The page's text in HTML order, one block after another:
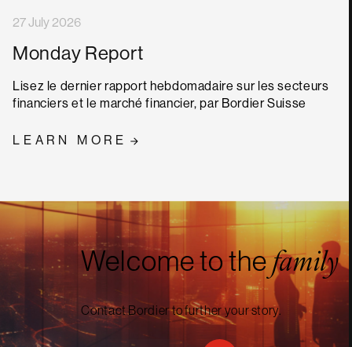
27 July 2026
Monday Report
Lisez le dernier rapport hebdomadaire sur les secteurs
financiers et le marché financier, par Bordier Suisse
LEARN MORE
Welcome to thefamily
Contact Bordier to further your story.